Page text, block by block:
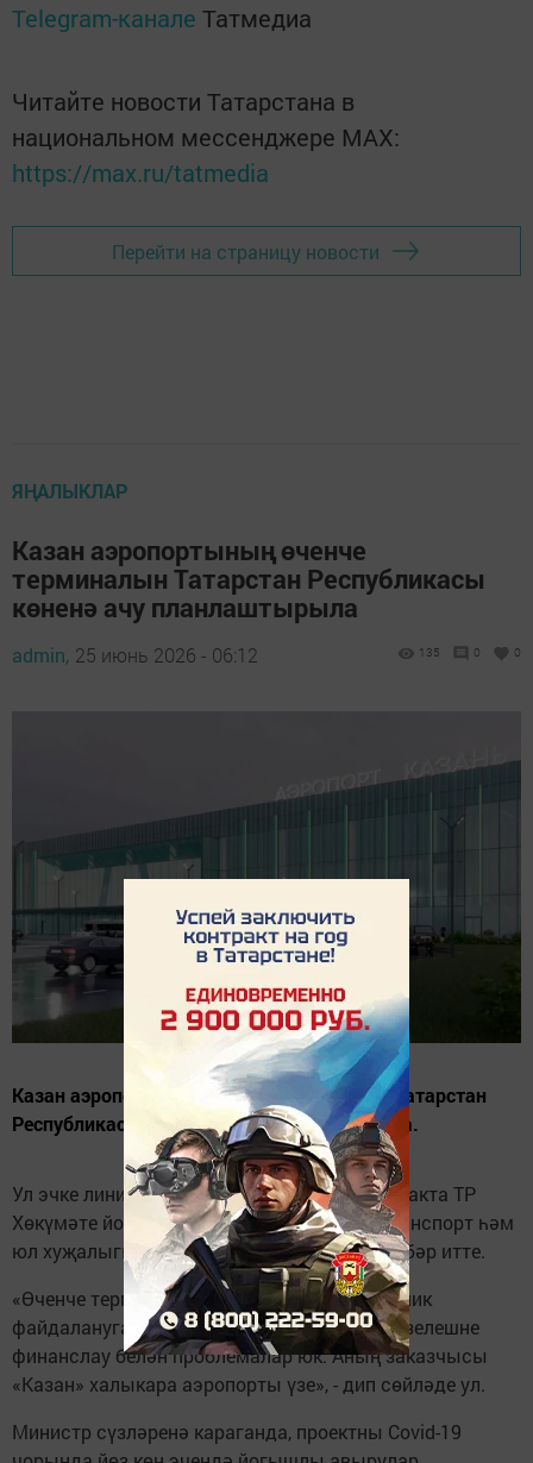
Telegram-канале Татмедиа
Читайте новости Татарстана в
национальном мессенджере MАХ:
https://max.ru/tatmedia
Перейти на страницу новости
ЯҢАЛЫКЛАР
Казан аэропортының өченче
терминалын Татарстан Республикасы
көненә ачу планлаштырыла
admin, 25 июнь 2026 - 06:12 135 0 0
Казан аэропортының өченче терминалын Татарстан
Республикасы көнендә ачу планлаштырыла.
Ул эчке линияләргә хезмәт күрсәтәчәк. Бу хакта ТР
Хөкүмәте йортында узган брифингта ТР транспорт һәм
юл хуҗалыгы министры Фәрит Хәнифов хәбәр итте.
«Өченче терминалны август ахырында техник
файдалануга тапшыру планлаштырыла. Төзелешне
финанслау белән проблемалар юк. Аның заказчысы
«Казан» халыкара аэропорты үзе», - дип сөйләде ул.
Министр сүзләренә караганда, проектны Covid-19